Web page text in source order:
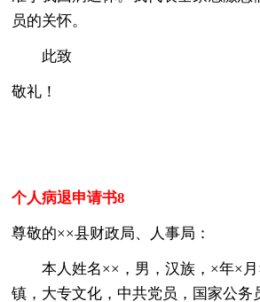
员的关怀。
此致
敬礼！
个人病退申请书8
尊敬的××县财政局、人事局：
本人姓名××，男，汉族，×年×月
镇，大专文化，中共党员，国家公务